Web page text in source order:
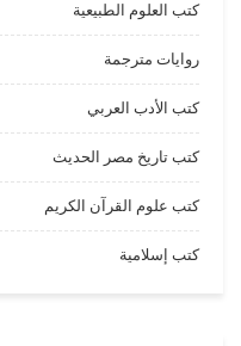
كتب العلوم الطبيعية
روايات مترجمة
كتب الأدب العربي
كتب تاريخ مصر الحديث
كتب علوم القرآن الكريم
كتب إسلامية